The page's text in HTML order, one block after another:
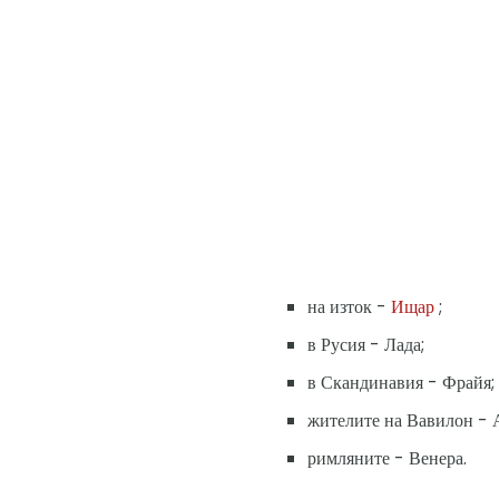
на изток - Ищар;
в Русия - Лада;
в Скандинавия - Фрайя;
жителите на Вавилон -
римляните - Венера.